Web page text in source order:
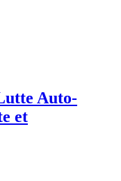
utte Auto-
et